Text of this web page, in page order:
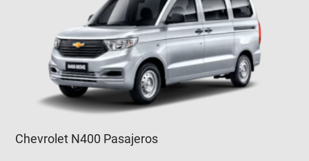
Chevrolet N400 Pasajeros